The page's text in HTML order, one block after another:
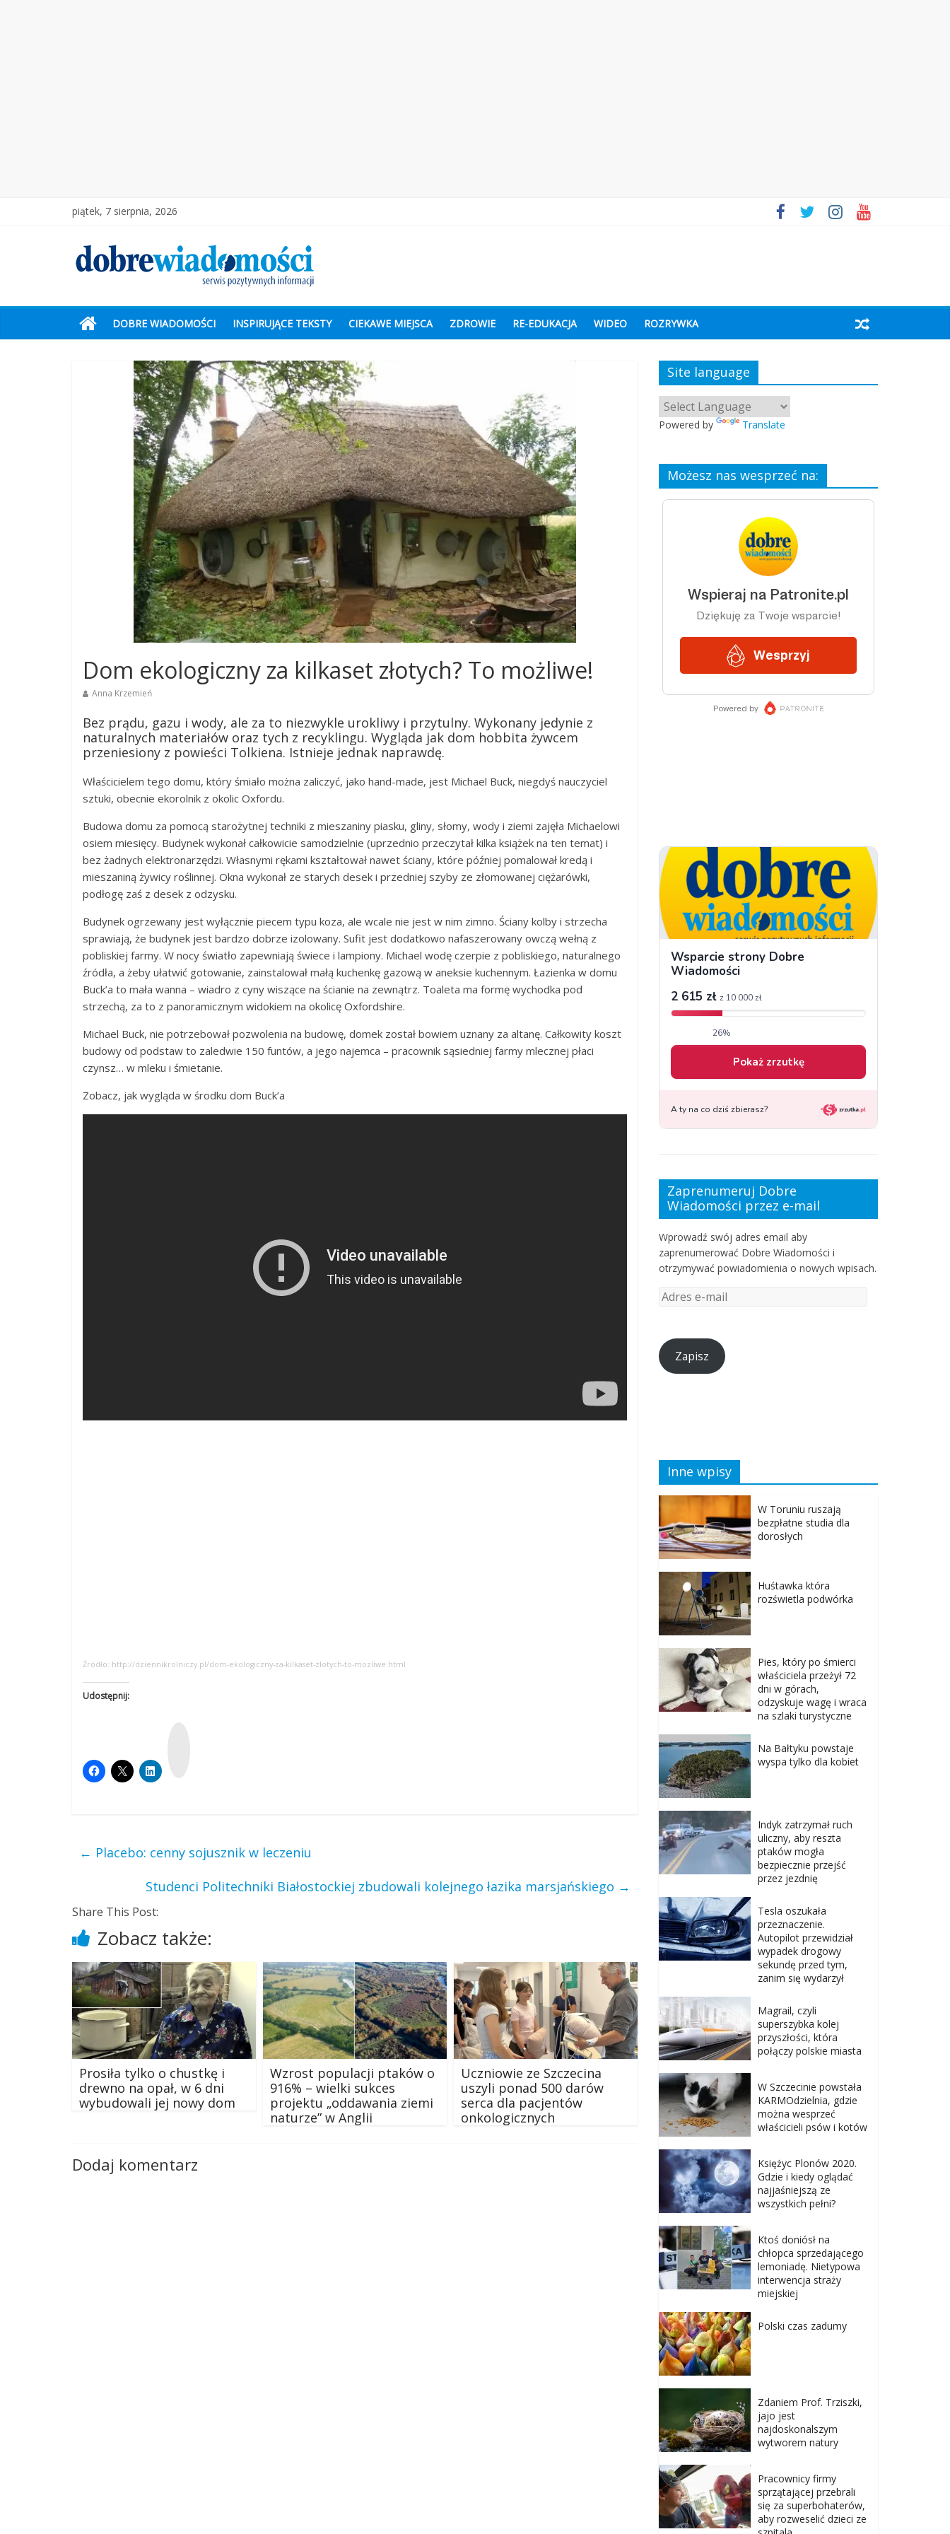
piątek, 7 sierpnia, 2026
DOBRE WIADOMOŚCI INSPIRUJĄCE TEKSTY CIEKAWE MIEJSCA ZDROWIE RE-EDUKACJA WIDEO ROZRYWKA
Dom ekologiczny za kilkaset złotych? To możliwe!
Anna Krzemień
Bez prądu, gazu i wody, ale za to niezwykle urokliwy i przytulny. Wykonany jedynie z
naturalnych materiałów oraz tych z recyklingu. Wygląda jak dom hobbita żywcem
przeniesiony z powieści Tolkiena. Istnieje jednak naprawdę.
Właścicielem tego domu, który śmiało można zaliczyć, jako hand-made, jest Michael Buck, niegdyś nauczyciel
sztuki, obecnie ekorolnik z okolic Oxfordu.
Budowa domu za pomocą starożytnej techniki z mieszaniny piasku, gliny, słomy, wody i ziemi zajęła Michaelowi
osiem miesięcy. Budynek wykonał całkowicie samodzielnie (uprzednio przeczytał kilka książek na ten temat) i
bez żadnych elektronarzędzi. Własnymi rękami kształtował nawet ściany, które później pomalował kredą i
mieszaniną żywicy roślinnej. Okna wykonał ze starych desek i przedniej szyby ze złomowanej ciężarówki,
podłogę zaś z desek z odzysku.
Budynek ogrzewany jest wyłącznie piecem typu koza, ale wcale nie jest w nim zimno. Ściany kolby i strzecha
sprawiają, że budynek jest bardzo dobrze izolowany. Sufit jest dodatkowo nafaszerowany owczą wełną z
pobliskiej farmy. W nocy światło zapewniają świece i lampiony. Michael wodę czerpie z pobliskiego, naturalnego
źródła, a żeby ułatwić gotowanie, zainstalował małą kuchenkę gazową w aneksie kuchennym. Łazienka w domu
Buck’a to mała wanna – wiadro z cyny wiszące na ścianie na zewnątrz. Toaleta ma formę wychodka pod
strzechą, za to z panoramicznym widokiem na okolicę Oxfordshire.
Michael Buck, nie potrzebował pozwolenia na budowę, domek został bowiem uznany za altanę. Całkowity koszt
budowy od podstaw to zaledwie 150 funtów, a jego najemca – pracownik sąsiedniej farmy mlecznej płaci
czynsz… w mleku i śmietanie.
Zobacz, jak wygląda w środku dom Buck’a
Źródło: http://dziennikrolniczy.pl/dom-ekologiczny-za-kilkaset-zlotych-to-mozliwe.html
Udostępnij:
← Placebo: cenny sojusznik w leczeniu
Studenci Politechniki Białostockiej zbudowali kolejnego łazika marsjańskiego →
Share This Post:
Zobacz także:
Prosiła tylko o chustkę i
drewno na opał, w 6 dni
wybudowali jej nowy dom
Wzrost populacji ptaków o
916% – wielki sukces
projektu „oddawania ziemi
naturze” w Anglii
Uczniowie ze Szczecina
uszyli ponad 500 darów
serca dla pacjentów
onkologicznych
Dodaj komentarz
Site language
Powered by Translate
Możesz nas wesprzeć na:
Zaprenumeruj Dobre
Wiadomości przez e-mail
Wprowadź swój adres email aby
zaprenumerować Dobre Wiadomości i
otrzymywać powiadomienia o nowych wpisach.
Zapisz
Inne wpisy
W Toruniu ruszają
bezpłatne studia dla
dorosłych
Huśtawka która
rozświetla podwórka
Pies, który po śmierci
właściciela przeżył 72
dni w górach,
odzyskuje wagę i wraca
na szlaki turystyczne
Na Bałtyku powstaje
wyspa tylko dla kobiet
Indyk zatrzymał ruch
uliczny, aby reszta
ptaków mogła
bezpiecznie przejść
przez jezdnię
Tesla oszukała
przeznaczenie.
Autopilot przewidział
wypadek drogowy
sekundę przed tym,
zanim się wydarzył
Magrail, czyli
superszybka kolej
przyszłości, która
połączy polskie miasta
W Szczecinie powstała
KARMOdzielnia, gdzie
można wesprzeć
właścicieli psów i kotów
Księżyc Plonów 2020.
Gdzie i kiedy oglądać
najjaśniejszą ze
wszystkich pełni?
Ktoś doniósł na
chłopca sprzedającego
lemoniadę. Nietypowa
interwencja straży
miejskiej
Polski czas zadumy
Zdaniem Prof. Trziszki,
jajo jest
najdoskonalszym
wytworem natury
Pracownicy firmy
sprzątającej przebrali
się za superbohaterów,
aby rozweselić dzieci ze